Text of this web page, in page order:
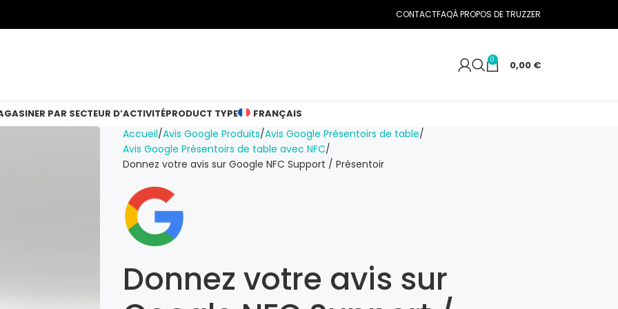
CONTACTFAQÀ PROPOS DE TRUZZER
0 0,00 €
PAR SECTEUR D’ACTIVITÉPRODUCT TYPE FRANÇAIS
Accueil Avis Google Produits Avis Google Présentoirs de table
Avis Google Présentoirs de table avec NFC
Donnez votre avis sur Google NFC Support / Présentoir
Donnez votre avis sur